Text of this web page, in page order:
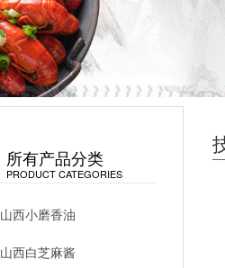
所有产品分类
PRODUCT CATEGORIES
山西小磨香油
山西白芝麻酱